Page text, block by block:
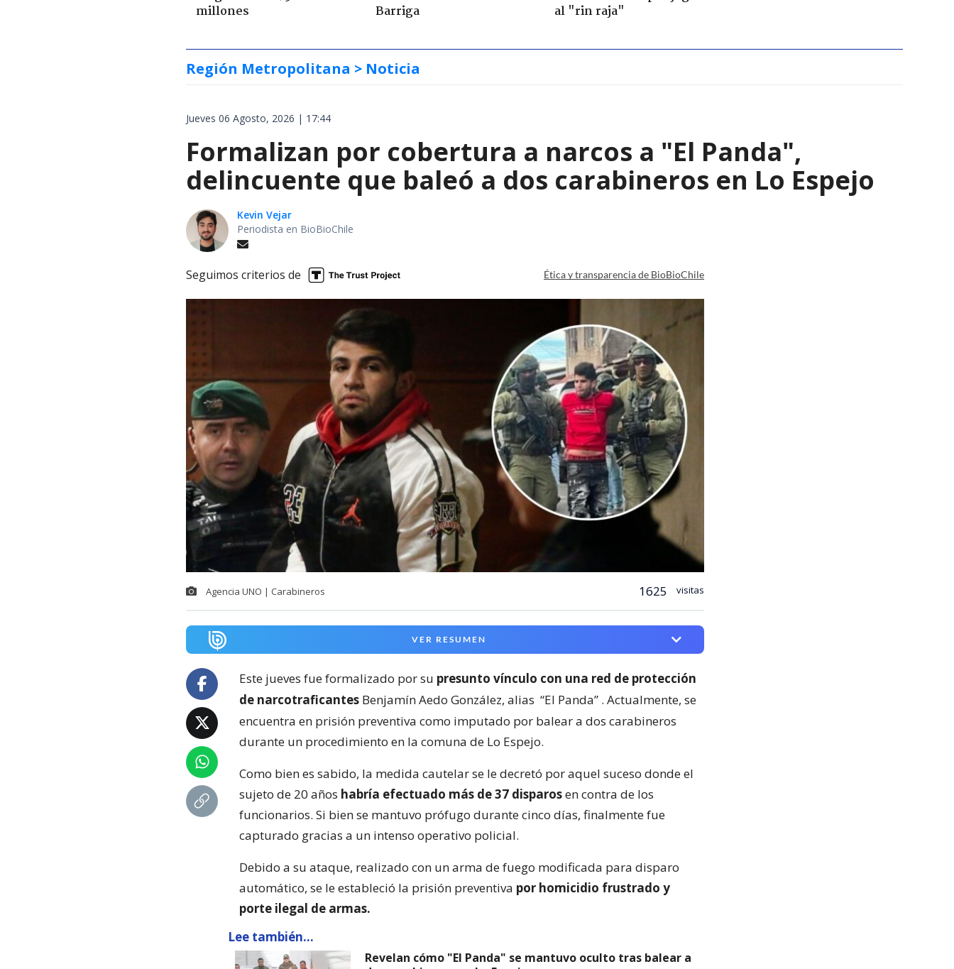
millones
Barriga
al "rin raja"
Región Metropolitana > Noticia
Jueves 06 Agosto, 2026 | 17:44
Formalizan por cobertura a narcos a "El Panda",
delincuente que baleó a dos carabineros en Lo Espejo
Kevin Vejar
Periodista en BioBioChile
Seguimos criterios de Ética y transparencia de BioBioChile
Agencia UNO | Carabineros 1625 visitas
VER RESUMEN
Este jueves fue formalizado por su presunto vínculo con una red de protección
de narcotraficantes Benjamín Aedo González, alias “El Panda” . Actualmente, se
encuentra en prisión preventiva como imputado por balear a dos carabineros
durante un procedimiento en la comuna de Lo Espejo.
Como bien es sabido, la medida cautelar se le decretó por aquel suceso donde el
sujeto de 20 años habría efectuado más de 37 disparosen contra de los
funcionarios. Si bien se mantuvo prófugo durante cinco días, finalmente fue
capturado gracias a un intenso operativo policial.
Debido a su ataque, realizado con un arma de fuego modificada para disparo
automático, se le estableció la prisión preventiva por homicidio frustrado y
porte ilegal de armas.
Lee también...
Revelan cómo "El Panda" se mantuvo oculto tras balear a